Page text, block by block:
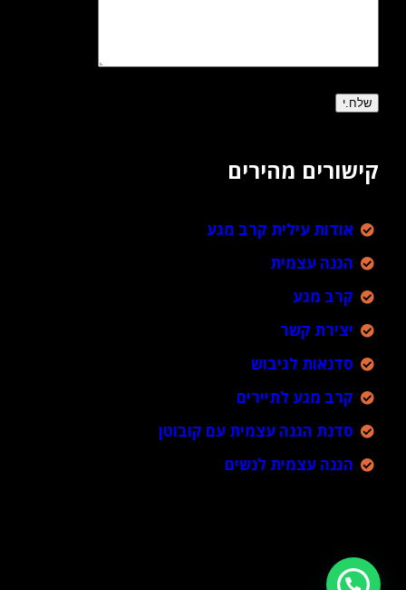
קישורים מהירים
אודות עילית קרב מגע
הגנה עצמית
קרב מגע
יצירת קשר
סדנאות לגיבוש
קרב מגע לתיירים
סדנת הגנה עצמית עם קובוטן
הגנה עצמית לנשים